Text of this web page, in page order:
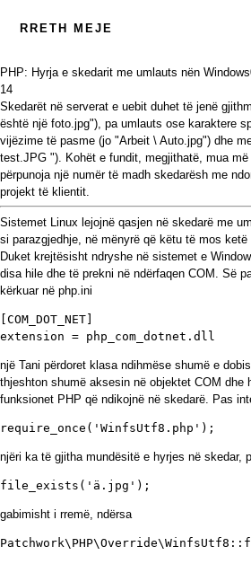
RRETH MEJE
PHP: Hyrja e skedarit me umlauts nën Windows
14
Skedarët në serverat e uebit duhet të jenë
është një foto.jpg"), pa umlauts ose karaktere
vijëzime të pasme (jo "Arbeit \ Auto.jpg") dhe
test.JPG "). Kohët e fundit, megjithatë, mua
përpunoja një numër të madh skedarësh me
projekt të klientit.
Sistemet Linux lejojnë qasjen në skedarë me
si parazgjedhje, në mënyrë që këtu të mos
Duket krejtësisht ndryshe në sistemet e
disa hile dhe të prekni në ndërfaqen COM. Së
kërkuar në php.ini
[COM_DOT_NET]
extension = php_com_dotnet.dll
një Tani përdoret klasa ndihmëse shumë e
thjeshton shumë aksesin në objektet COM dhe
funksionet PHP që ndikojnë në skedarë. Pas
require_once('WinfsUtf8.php');
njëri ka të gjitha mundësitë e hyrjes në skedar,
file_exists('ä.jpg');
gabimisht i rremë, ndërsa